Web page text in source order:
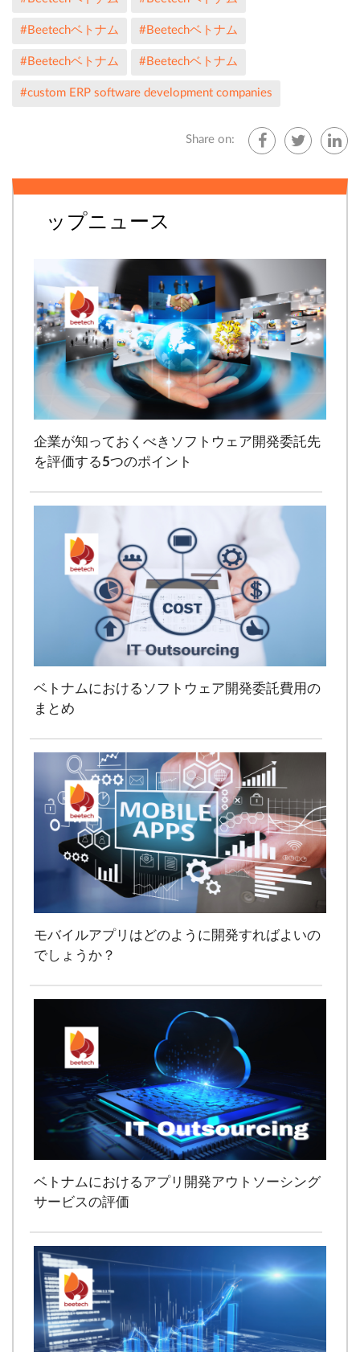
#Beetechベトナム #Beetechベトナム
#Beetechベトナム #Beetechベトナム
#custom ERP software development companies
Share on:
ップニュース
企業が知っておくべきソフトウェア開発委託先
を評価する5つのポイント
ベトナムにおけるソフトウェア開発委託費用の
まとめ
モバイルアプリはどのように開発すればよいの
でしょうか？
ベトナムにおけるアプリ開発アウトソーシング
サービスの評価